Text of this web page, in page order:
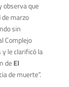
observa que
marzo
sin
Complejo
le clarificó la
deEl
de muerte”.